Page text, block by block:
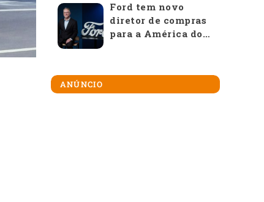
Ford tem novo
diretor de compras
para a América do
ANÚNCIO